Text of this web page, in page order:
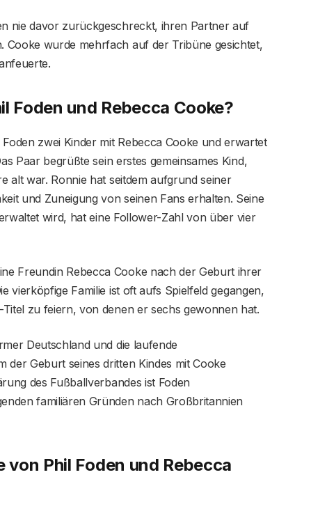
nie davor zurückgeschreckt, ihren Partner auf
Cooke wurde mehrfach auf der Tribüne gesichtet,
Foden und Rebecca Cooke?
zwei Kinder mit Rebecca Cooke und erwartet
Paar begrüßte sein erstes gemeinsames Kind,
alt war. Ronnie hat seitdem aufgrund seiner
und Zuneigung von seinen Fans erhalten. Seine
wird, hat eine Follower-Zahl von über vier
Freundin Rebecca Cooke nach der Geburt ihrer
vierköpfige Familie ist oft aufs Spielfeld gegangen,
zu feiern, von denen er sechs gewonnen hat.
Deutschland und die laufende
Geburt seines dritten Kindes mit Cooke
des Fußballverbandes ist Foden
familiären Gründen nach Großbritannien
Phil Foden und Rebecca